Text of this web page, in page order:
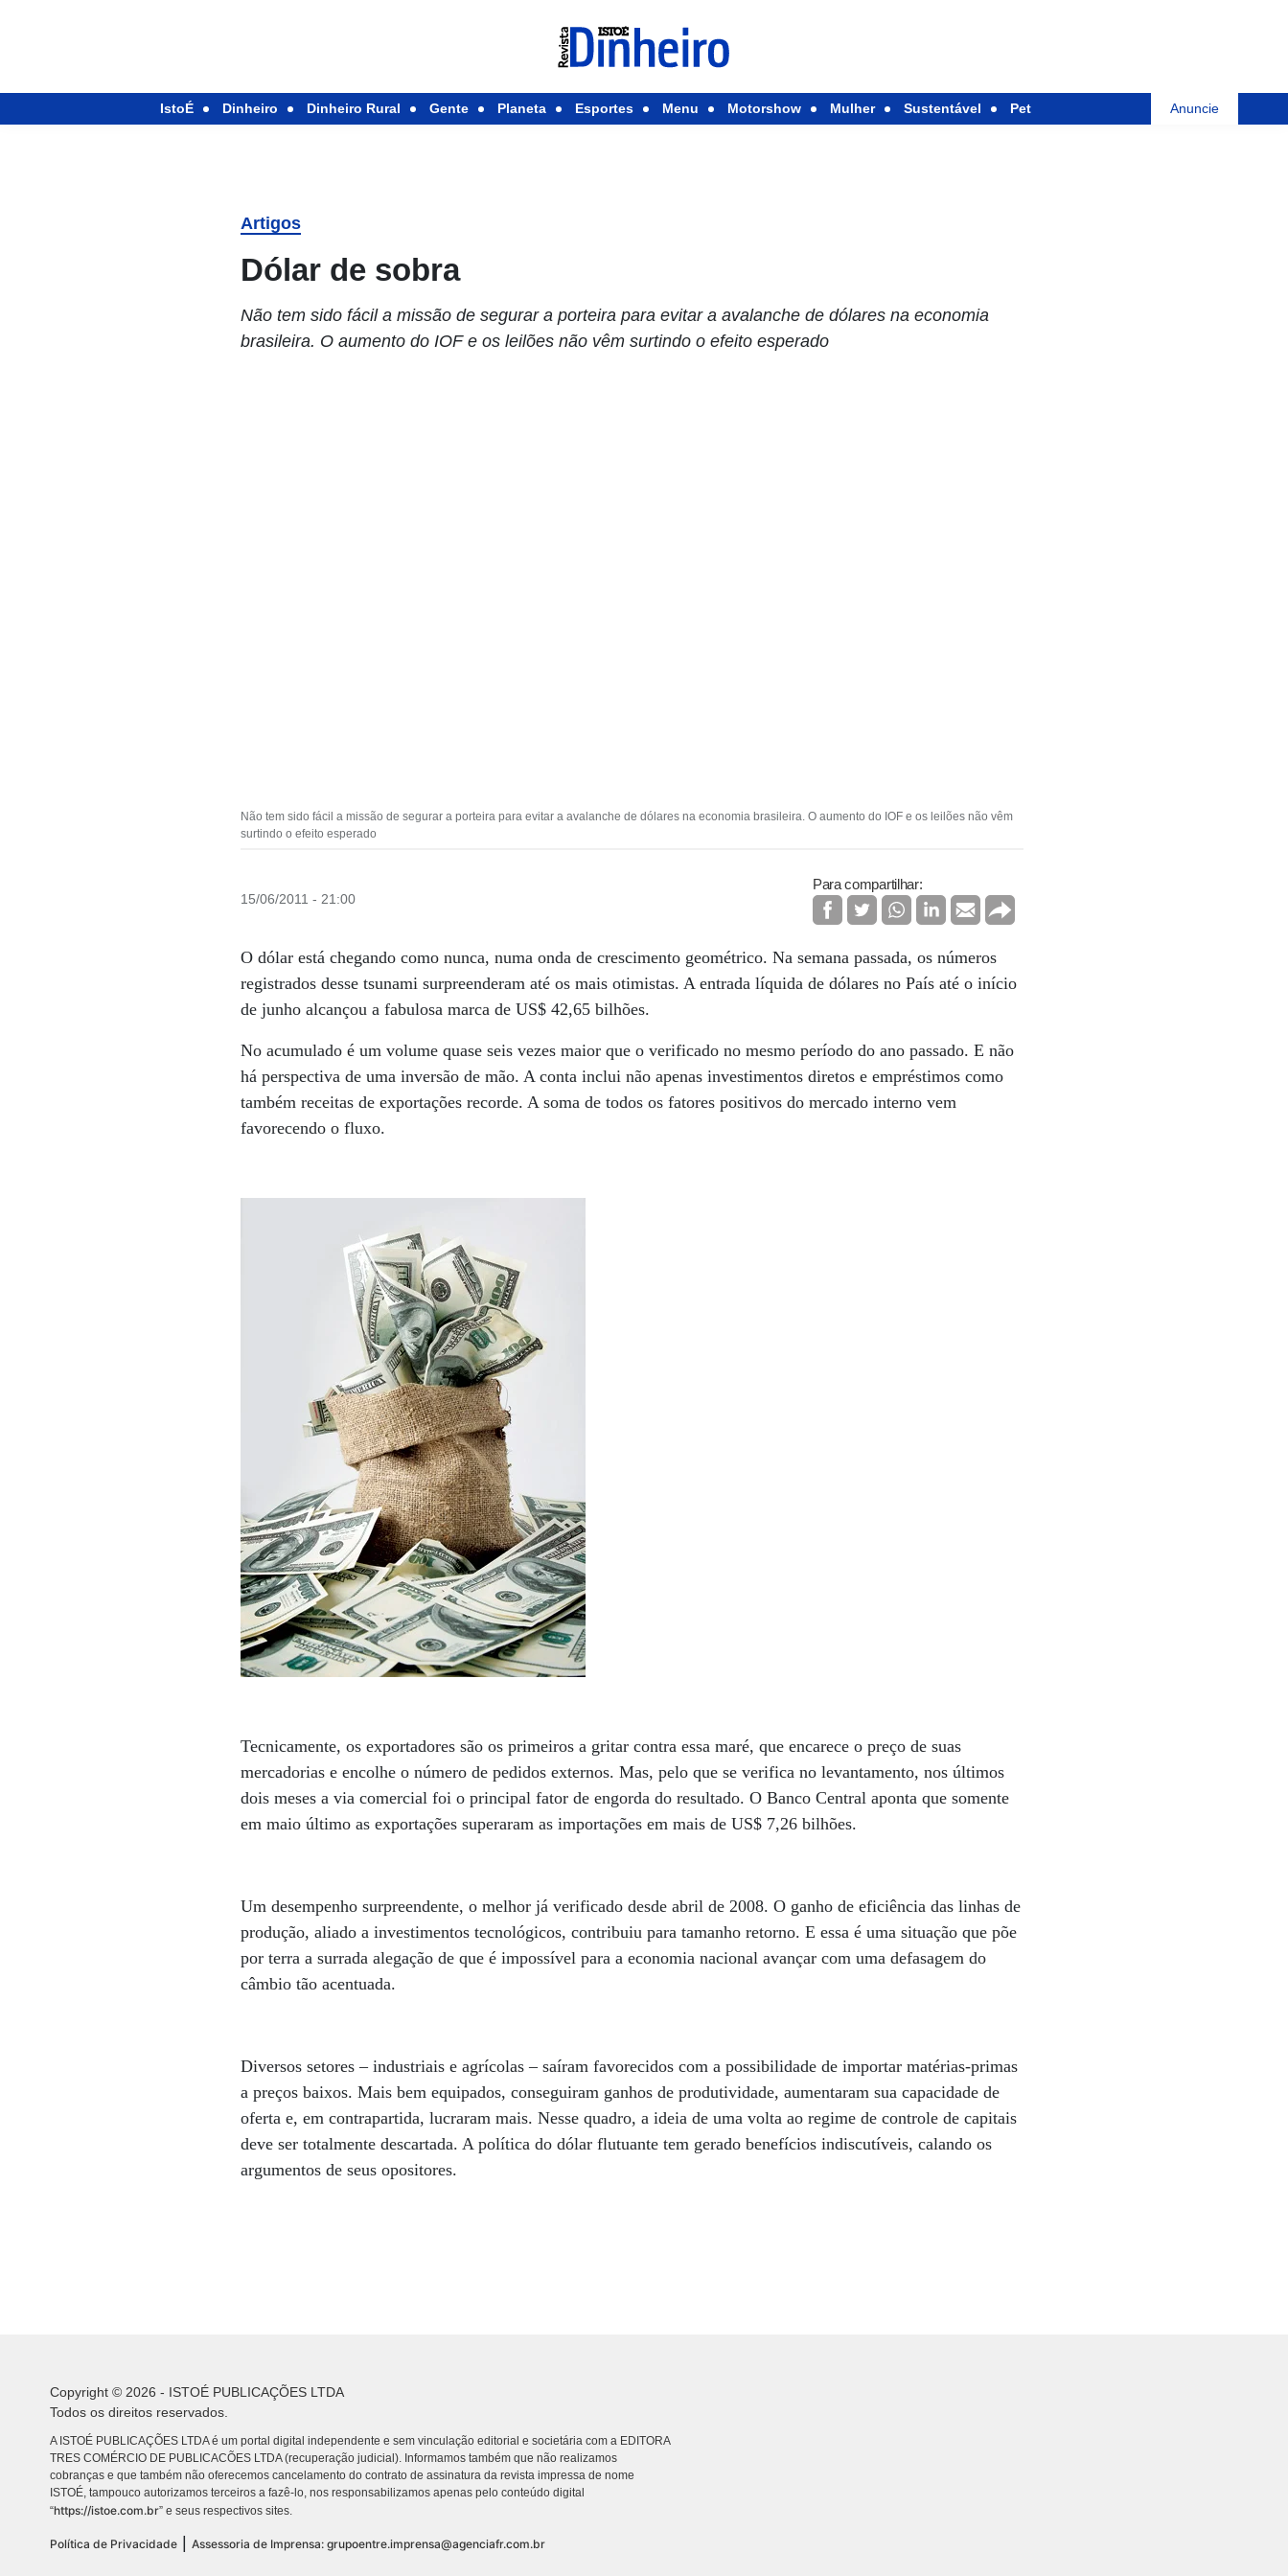
IstoÉ Dinheiro Dinheiro Rural Gente Planeta Esportes Menu Motorshow Mulher Sustentável Pet Anuncie
Artigos
Dólar de sobra
Não tem sido fácil a missão de segurar a porteira para evitar a avalanche de dólares na economia
brasileira. O aumento do IOF e os leilões não vêm surtindo o efeito esperado
Não tem sido fácil a missão de segurar a porteira para evitar a avalanche de dólares na economia brasileira. O aumento do IOF e os leilões não vêm
surtindo o efeito esperado
15/06/2011 - 21:00
Para compartilhar:
O dólar está chegando como nunca, numa onda de crescimento geométrico. Na semana passada, os números
registrados desse tsunami surpreenderam até os mais otimistas. A entrada líquida de dólares no País até o início
de junho alcançou a fabulosa marca de US$ 42,65 bilhões.
No acumulado é um volume quase seis vezes maior que o verificado no mesmo período do ano passado. E não
há perspectiva de uma inversão de mão. A conta inclui não apenas investimentos diretos e empréstimos como
também receitas de exportações recorde. A soma de todos os fatores positivos do mercado interno vem
favorecendo o fluxo.
Tecnicamente, os exportadores são os primeiros a gritar contra essa maré, que encarece o preço de suas
mercadorias e encolhe o número de pedidos externos. Mas, pelo que se verifica no levantamento, nos últimos
dois meses a via comercial foi o principal fator de engorda do resultado. O Banco Central aponta que somente
em maio último as exportações superaram as importações em mais de US$ 7,26 bilhões.
Um desempenho surpreendente, o melhor já verificado desde abril de 2008. O ganho de eficiência das linhas de
produção, aliado a investimentos tecnológicos, contribuiu para tamanho retorno. E essa é uma situação que põe
por terra a surrada alegação de que é impossível para a economia nacional avançar com uma defasagem do
câmbio tão acentuada.
Diversos setores – industriais e agrícolas – saíram favorecidos com a possibilidade de importar matérias-primas
a preços baixos. Mais bem equipados, conseguiram ganhos de produtividade, aumentaram sua capacidade de
oferta e, em contrapartida, lucraram mais. Nesse quadro, a ideia de uma volta ao regime de controle de capitais
deve ser totalmente descartada. A política do dólar flutuante tem gerado benefícios indiscutíveis, calando os
argumentos de seus opositores.
Copyright © 2026 - ISTOÉ PUBLICAÇÕES LTDA
Todos os direitos reservados.
A ISTOÉ PUBLICAÇÕES LTDA é um portal digital independente e sem vinculação editorial e societária com a EDITORA
TRES COMÉRCIO DE PUBLICACÕES LTDA (recuperação judicial). Informamos também que não realizamos
cobranças e que também não oferecemos cancelamento do contrato de assinatura da revista impressa de nome
ISTOÉ, tampouco autorizamos terceiros a fazê-lo, nos responsabilizamos apenas pelo conteúdo digital
“https://istoe.com.br” e seus respectivos sites.
Política de Privacidade Assessoria de Imprensa: grupoentre.imprensa@agenciafr.com.br